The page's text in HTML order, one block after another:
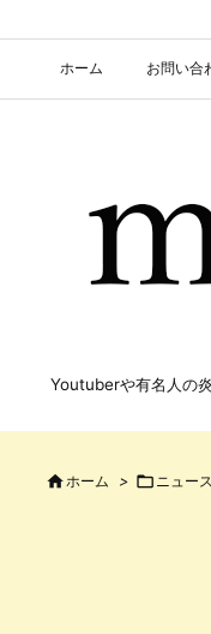
ホーム お問い合
Youtuberや有名人の
 ホーム >  ニュー